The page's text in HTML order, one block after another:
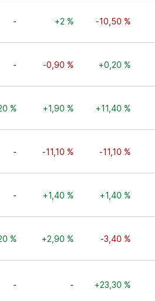
- +2 % -10,50 %
- -0,90 % +0,20 %
% +1,90 % +11,40 %
- -11,10 % -11,10 %
- +1,40 % +1,40 %
% +2,90 % -3,40 %
- - +23,30 %